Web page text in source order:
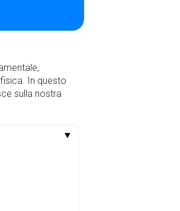
In questo
sulla nostra
▼